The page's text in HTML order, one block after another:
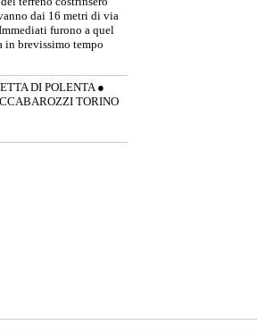
dai 16 metri di via
furono a quel
in brevissimo tempo
DI POLENTA ●
TORINO